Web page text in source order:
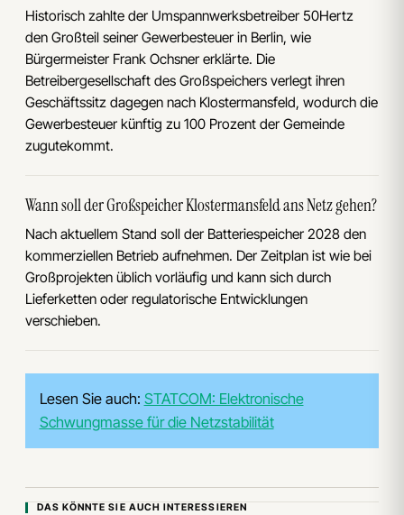
Historisch zahlte der Umspannwerksbetreiber 50Hertz
den Großteil seiner Gewerbesteuer in Berlin, wie
Bürgermeister Frank Ochsner erklärte. Die
Betreibergesellschaft des Großspeichers verlegt ihren
Geschäftssitz dagegen nach Klostermansfeld, wodurch die
Gewerbesteuer künftig zu 100 Prozent der Gemeinde
zugutekommt.
Wann soll der Großspeicher Klostermansfeld ans Netz gehen?
Nach aktuellem Stand soll der Batteriespeicher 2028 den
kommerziellen Betrieb aufnehmen. Der Zeitplan ist wie bei
Großprojekten üblich vorläufig und kann sich durch
Lieferketten oder regulatorische Entwicklungen
verschieben.
Lesen Sie auch: STATCOM: Elektronische
Schwungmasse für die Netzstabilität
DAS KÖNNTE SIE AUCH INTERESSIEREN